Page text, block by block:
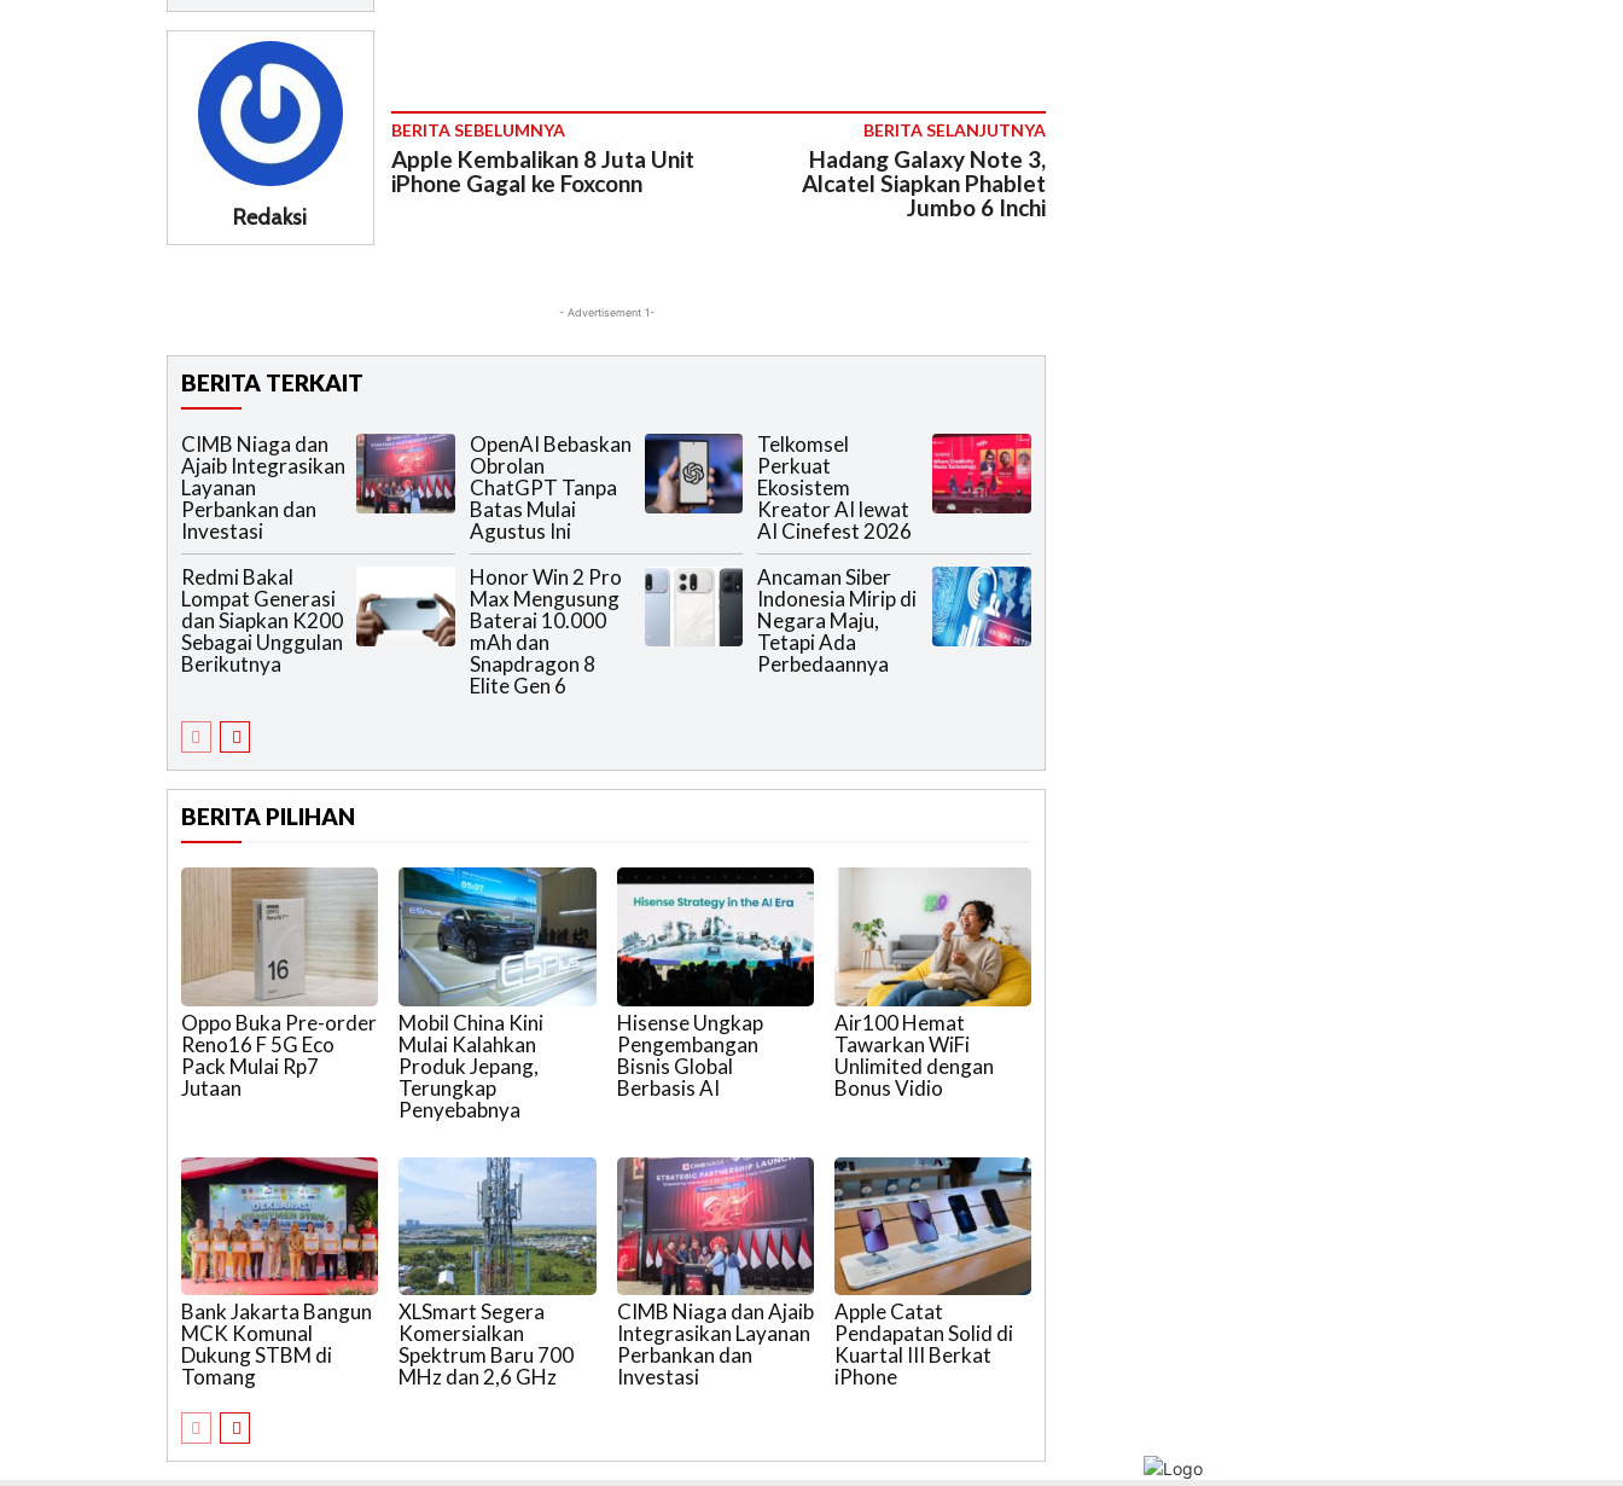
Redaksi
BERITA SEBELUMNYA
Apple Kembalikan 8 Juta Unit
iPhone Gagal ke Foxconn
BERITA SELANJUTNYA
Hadang Galaxy Note 3,
Alcatel Siapkan Phablet
Jumbo 6 Inchi
- Advertisement 1-
BERITA TERKAIT
CIMB Niaga dan
Ajaib Integrasikan
Layanan
Perbankan dan
Investasi
OpenAI Bebaskan
Obrolan
ChatGPT Tanpa
Batas Mulai
Agustus Ini
Telkomsel
Perkuat
Ekosistem
Kreator AI lewat
AI Cinefest 2026
Redmi Bakal
Lompat Generasi
dan Siapkan K200
Sebagai Unggulan
Berikutnya
Honor Win 2 Pro
Max Mengusung
Baterai 10.000
mAh dan
Snapdragon 8
Elite Gen 6
Ancaman Siber
Indonesia Mirip di
Negara Maju,
Tetapi Ada
Perbedaannya
BERITA PILIHAN
Oppo Buka Pre-order
Reno16 F 5G Eco
Pack Mulai Rp7
Jutaan
Mobil China Kini
Mulai Kalahkan
Produk Jepang,
Terungkap
Penyebabnya
Hisense Ungkap
Pengembangan
Bisnis Global
Berbasis AI
Air100 Hemat
Tawarkan WiFi
Unlimited dengan
Bonus Vidio
Bank Jakarta Bangun
MCK Komunal
Dukung STBM di
Tomang
XLSmart Segera
Komersialkan
Spektrum Baru 700
MHz dan 2,6 GHz
CIMB Niaga dan Ajaib
Integrasikan Layanan
Perbankan dan
Investasi
Apple Catat
Pendapatan Solid di
Kuartal III Berkat
iPhone